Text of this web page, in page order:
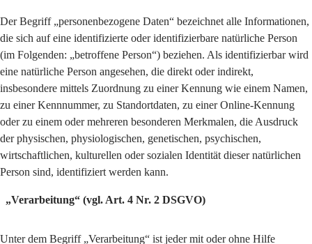
Der Begriff „personenbezogene Daten“ bezeichnet alle Informationen,
die sich auf eine identifizierte oder identifizierbare natürliche Person
(im Folgenden: „betroffene Person“) beziehen. Als identifizierbar wird
eine natürliche Person angesehen, die direkt oder indirekt,
insbesondere mittels Zuordnung zu einer Kennung wie einem Namen,
zu einer Kennnummer, zu Standortdaten, zu einer Online-Kennung
oder zu einem oder mehreren besonderen Merkmalen, die Ausdruck
der physischen, physiologischen, genetischen, psychischen,
wirtschaftlichen, kulturellen oder sozialen Identität dieser natürlichen
Person sind, identifiziert werden kann.
„Verarbeitung“ (vgl. Art. 4 Nr. 2 DSGVO)
Unter dem Begriff „Verarbeitung“ ist jeder mit oder ohne Hilfe